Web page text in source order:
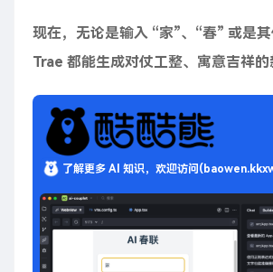
现在，无论是输入 “家”、“春” 或是其
Trae 都能生成对仗工整、寓意吉祥的
了解更多 AI 知识，欢迎访问